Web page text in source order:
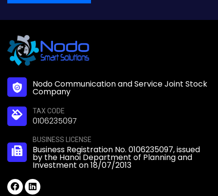
Nodo Communication and Service Joint Stock
Company
TAX CODE
0106235097
BUSINESS LICENSE
Business Registration No. 0106235097, issued
by the Hanoi Department of Planning and
Investment on 18/07/2013